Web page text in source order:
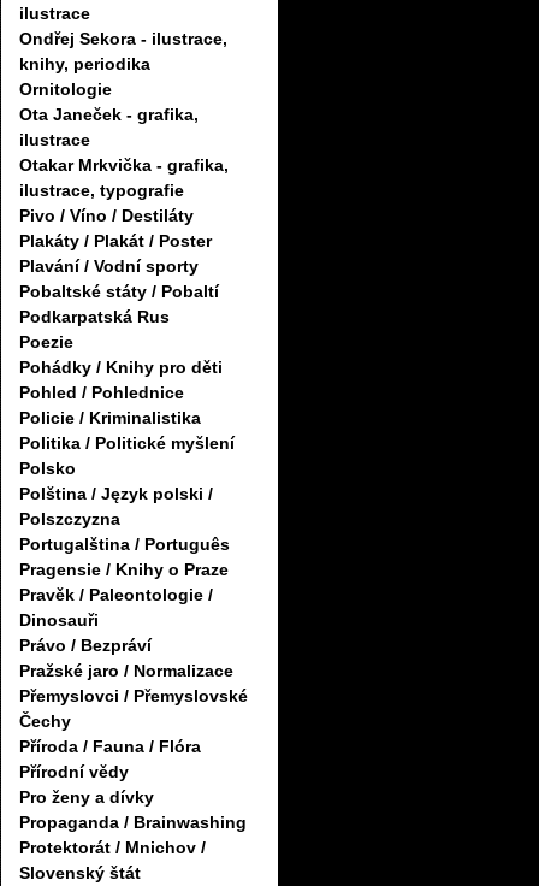
ilustrace
Ondřej Sekora - ilustrace,
knihy, periodika
Ornitologie
Ota Janeček - grafika,
ilustrace
Otakar Mrkvička - grafika,
ilustrace, typografie
Pivo / Víno / Destiláty
Plakáty / Plakát / Poster
Plavání / Vodní sporty
Pobaltské státy / Pobaltí
Podkarpatská Rus
Poezie
Pohádky / Knihy pro děti
Pohled / Pohlednice
Policie / Kriminalistika
Politika / Politické myšlení
Polsko
Polština / Język polski /
Polszczyzna
Portugalština / Português
Pragensie / Knihy o Praze
Pravěk / Paleontologie /
Dinosauři
Právo / Bezpráví
Pražské jaro / Normalizace
Přemyslovci / Přemyslovské
Čechy
Příroda / Fauna / Flóra
Přírodní vědy
Pro ženy a dívky
Propaganda / Brainwashing
Protektorát / Mnichov /
Slovenský štát